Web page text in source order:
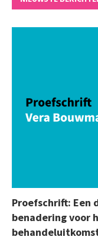
Proefschrift: Een
benadering voor